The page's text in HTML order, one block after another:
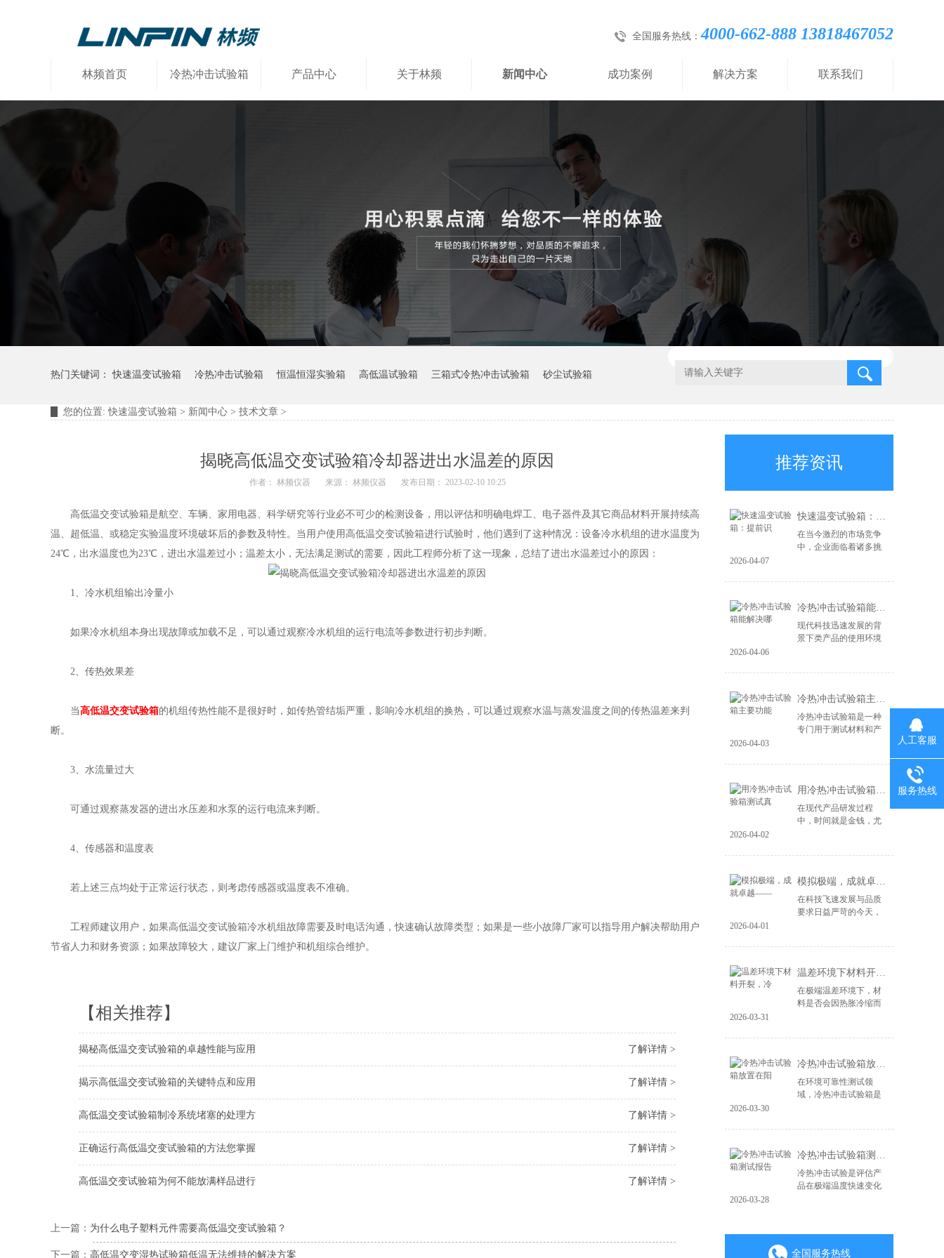
全国服务热线：4000-662-888 13818467052
林频首页 冷热冲击试验箱 产品中心 关于林频 新闻中心 成功案例 解决方案 联系我们
热门关键词：快速温变试验箱 冷热冲击试验箱 恒温恒湿实验箱 高低温试验箱 三箱式冷热冲击试验箱 砂尘试验箱
您的位置:快速温变试验箱 > 新闻中心 > 技术文章 >
揭晓高低温交变试验箱冷却器进出水温差的原因
作者： 林频仪器 来源： 林频仪器 发布日期： 2023-02-10 10:25
高低温交变试验箱是航空、车辆、家用电器、科学研究等行业必不可少的检测设备，用以评估和明确电焊工、电子器件及其它商品材料开展持续高
温、超低温、或稳定实验温度环境破坏后的参数及特性。当用户使用高低温交变试验箱进行试验时，他们遇到了这种情况：设备冷水机组的进水温度为
24℃，出水温度也为23℃，进出水温差过小；温差太小，无法满足测试的需要，因此工程师分析了这一现象，总结了进出水温差过小的原因：
1、冷水机组输出冷量小
如果冷水机组本身出现故障或加载不足，可以通过观察冷水机组的运行电流等参数进行初步判断。
2、传热效果差
当高低温交变试验箱的机组传热性能不是很好时，如传热管结垢严重，影响冷水机组的换热，可以通过观察水温与蒸发温度之间的传热温差来判
断。
3、水流量过大
可通过观察蒸发器的进出水压差和水泵的运行电流来判断。
4、传感器和温度表
若上述三点均处于正常运行状态，则考虑传感器或温度表不准确。
工程师建议用户，如果高低温交变试验箱冷水机组故障需要及时电话沟通，快速确认故障类型；如果是一些小故障厂家可以指导用户解决帮助用户
节省人力和财务资源；如果故障较大，建议厂家上门维护和机组综合维护。
【相关推荐】
揭秘高低温交变试验箱的卓越性能与应用 了解详情 >
揭示高低温交变试验箱的关键特点和应用 了解详情 >
高低温交变试验箱制冷系统堵塞的处理方 了解详情 >
正确运行高低温交变试验箱的方法您掌握 了解详情 >
高低温交变试验箱为何不能放满样品进行 了解详情 >
上一篇： 为什么电子塑料元件需要高低温交变试验箱？
下一篇： 高低温交变湿热试验箱低温无法维持的解决方案
推荐资讯
快速温变试验箱：提前识
在当今激烈的市场竞争
中，企业面临着诸多挑
市场上立于不败之地，
风险识别能力和高...
2026-04-07
冷热冲击试验箱能解决哪
现代科技迅速发展的背
景下类产品的使用环境
航空航天设备等，对材
了更高的要求。...
2026-04-06
冷热冲击试验箱主要功能
冷热冲击试验箱是一种
专门用于测试材料和产
包括： 温度变化模拟：
速将样品暴露于高...
2026-04-03
用冷热冲击试验箱测试真
在现代产品研发过程
中，时间就是金钱，尤
的产品成为企业成功的
作为一种重要的测试...
2026-04-02
模拟极端，成就卓越——
在科技飞速发展与品质
要求日益严苛的今天，
造，更在于其能否经受
环境的严峻考验。...
2026-04-01
温差环境下材料开裂，冷
在极端温差环境下，材
料是否会因热胀冷缩而
无论是电子产品、汽车
材料，微小的裂纹...
2026-03-31
冷热冲击试验箱放置在阳
在环境可靠性测试领
域，冷热冲击试验箱是
测试结果的准确性直接
成败。一个常被忽视...
2026-03-30
冷热冲击试验箱测试报告
冷热冲击试验是评估产
品在极端温度快速变化
要凭证。一份具备权威
性、可追溯性的专...
2026-03-28
全国服务热线
人工客服
服务热线